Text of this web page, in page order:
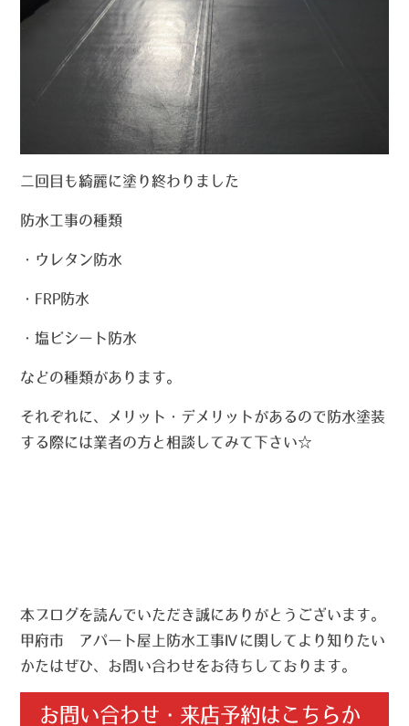
二回目も綺麗に塗り終わりました
防水工事の種類
・ウレタン防水
・FRP防水
・塩ビシート防水
などの種類があります。
それぞれに、メリット・デメリットがあるので防水塗装
する際には業者の方と相談してみて下さい☆
本ブログを読んでいただき誠にありがとうございます。
甲府市 アパート屋上防水工事Ⅳに関してより知りたい
かたはぜひ、お問い合わせをお待ちしております。
お問い合わせ・来店予約はこちらか